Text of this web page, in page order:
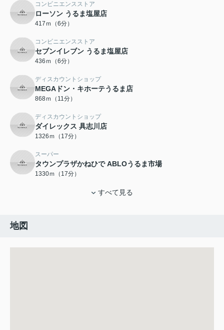
コンビニエンスストア
ローソン うるま塩屋店
417ｍ（6分）
コンビニエンスストア
セブンイレブン うるま塩屋店
436ｍ（6分）
ディスカウントショップ
MEGAドン・キホーテうるま店
868ｍ（11分）
ディスカウントショップ
ダイレックス 具志川店
1326ｍ（17分）
スーパー
タウンプラザかねひで ABLOうるま市場
1330ｍ（17分）
すべて見る
地図